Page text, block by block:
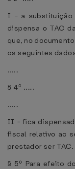
I - a substituição
dispensa o TAC
que, no
os seguintes
.....
§ 4º .....
.....
II - fica
fiscal relativo ao
prestador ser TAC.
§ 5º Para efeito